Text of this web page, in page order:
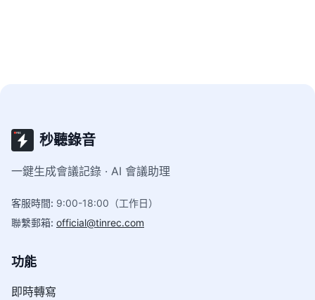
秒聽錄音
一鍵生成會議記錄 · AI 會議助理
客服時間: 9:00-18:00（工作日）
聯繫郵箱: official@tinrec.com
功能
即時轉寫